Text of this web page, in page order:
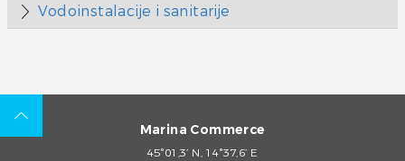
Vodoinstalacije i sanitarije
Marina Commerce
45°01,3’ N, 14°37,6’ E